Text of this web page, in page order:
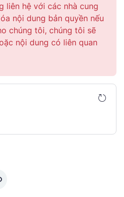
liên hệ với các nhà cung
nội dung bản quyền nếu
chúng tôi, chúng tôi sẽ
nội dung có liên quan